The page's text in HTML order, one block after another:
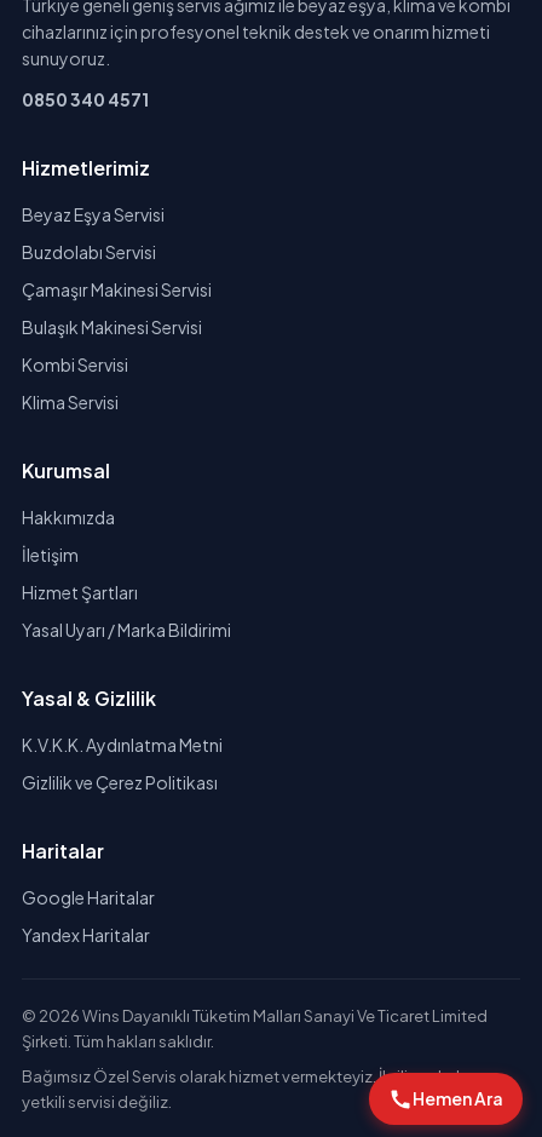
Türkiye geneli geniş servis ağımız ile beyaz eşya, klima ve kombi
cihazlarınız için profesyonel teknik destek ve onarım hizmeti
sunuyoruz.
0850 340 4571
Hizmetlerimiz
Beyaz Eşya Servisi
Buzdolabı Servisi
Çamaşır Makinesi Servisi
Bulaşık Makinesi Servisi
Kombi Servisi
Klima Servisi
Kurumsal
Hakkımızda
İletişim
Hizmet Şartları
Yasal Uyarı / Marka Bildirimi
Yasal & Gizlilik
K.V.K.K. Aydınlatma Metni
Gizlilik ve Çerez Politikası
Haritalar
Google Haritalar
Yandex Haritalar
© 2026 Wins Dayanıklı Tüketim Malları Sanayi Ve Ticaret Limited
Şirketi. Tüm hakları saklıdır.
Bağımsız Özel Servis olarak hizmet vermekteyiz. İlgili markaların
yetkili servisi değiliz.
Hemen Ara